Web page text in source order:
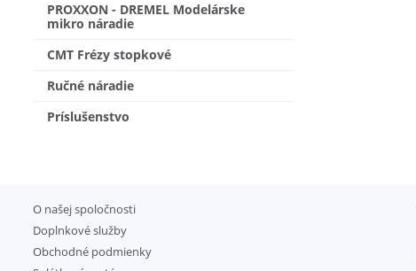
PROXXON - DREMEL Modelárske
mikro náradie
CMT Frézy stopkové
Ručné náradie
Príslušenstvo
O našej spoločnosti
Doplnkové služby
Obchodné podmienky